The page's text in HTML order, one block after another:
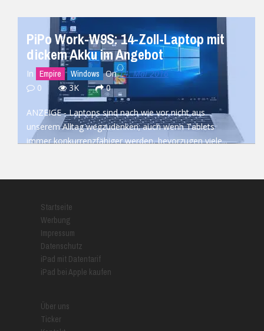
PiPo Work-W9S: 14-Zoll-Laptop mit
dickem Akku im Angebot
In Empire Windows On14. Mai 2016
0
3K 0
ANZEIGE - Laptops sind nach wie vor nicht aus
unserem Alltag wegzudenken; auch wenn Tablets
immer konkurrenzfähiger werden, bevorzugen viele...
Startseite
Werbung
Impressum
Datenschutz
iPad mit Datentarif
iPad bei Apple kaufen
Über uns
Ticker